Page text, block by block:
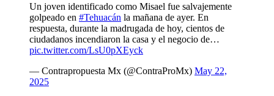
Un joven identificado como Misael fue salvajemente
golpeado en #Tehuacán la mañana de ayer. En
respuesta, durante la madrugada de hoy, cientos de
ciudadanos incendiaron la casa y el negocio de…
pic.twitter.com/LsU0pXEyck
— Contrapropuesta Mx (@ContraProMx) May 22,
2025